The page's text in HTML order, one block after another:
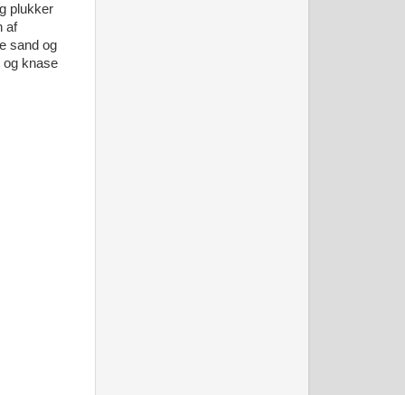
plukker
af
sand og
knase